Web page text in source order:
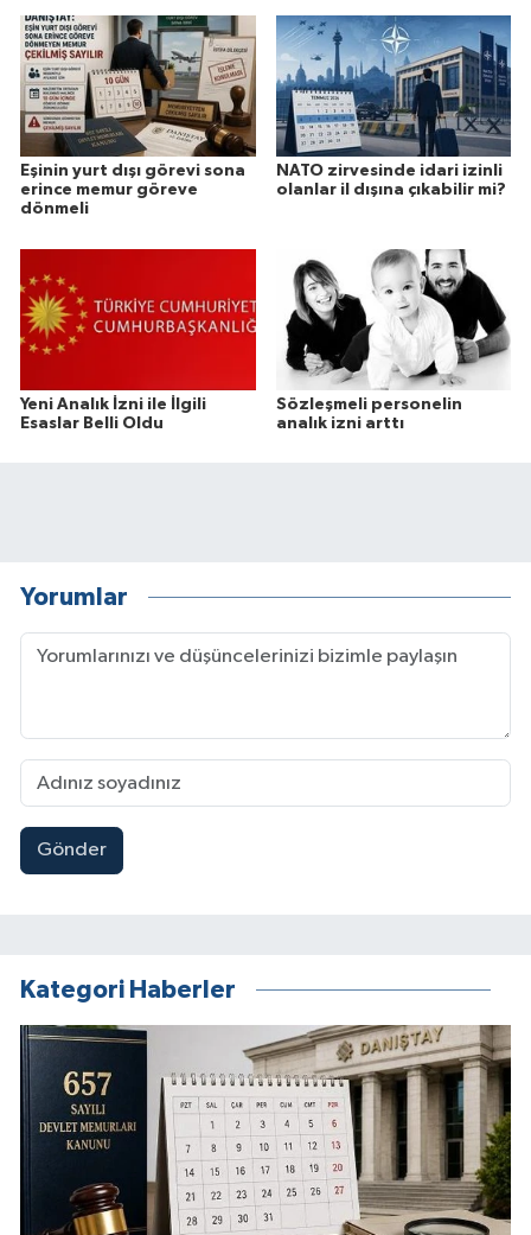
Eşinin yurt dışı görevi sona
erince memur göreve
dönmeli
NATO zirvesinde idari izinli
olanlar il dışına çıkabilir mi?
Yeni Analık İzni ile İlgili
Esaslar Belli Oldu
Sözleşmeli personelin
analık izni arttı
Yorumlar
Gönder
Kategori Haberler